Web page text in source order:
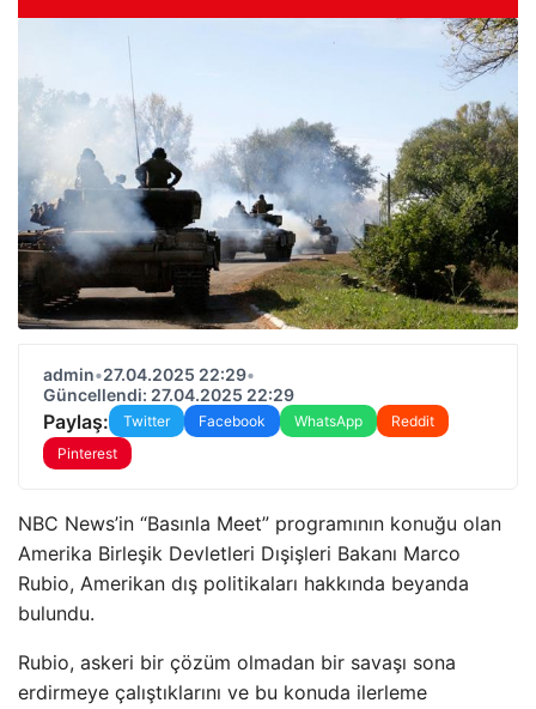
admin•27.04.2025 22:29•
Güncellendi: 27.04.2025 22:29
Paylaş: Twitter Facebook WhatsApp
Reddit
Pinterest
NBC News’in “Basınla Meet” programının konuğu olan
Amerika Birleşik Devletleri Dışişleri Bakanı Marco
Rubio, Amerikan dış politikaları hakkında beyanda
bulundu.
Rubio, askeri bir çözüm olmadan bir savaşı sona
erdirmeye çalıştıklarını ve bu konuda ilerleme